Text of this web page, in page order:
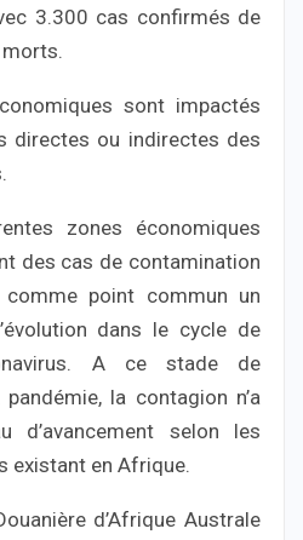
3.300 cas confirmés de
sont impactés
directes ou indirectes des
zones économiques
des cas de contamination
point commun un
dans le cycle de
A ce stade de
la contagion n’a
d’avancement selon les
existant en Afrique.
d’Afrique Australe